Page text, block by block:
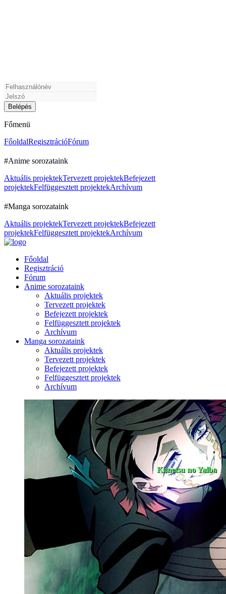
Főmenü
FőoldalRegisztrációFórum
#Anime sorozataink
Aktuális projektekTervezett projektekBefejezett
projektekFelfüggesztett projektekArchívum
#Manga sorozataink
Aktuális projektekTervezett projektekBefejezett
projektekFelfüggesztett projektekArchívum
Főoldal
Regisztráció
Fórum
Anime sorozataink
Aktuális projektek
Tervezett projektek
Befejezett projektek
Felfüggesztett projektek
Archívum
Manga sorozataink
Aktuális projektek
Tervezett projektek
Befejezett projektek
Felfüggesztett projektek
Archívum
Kimetsu no Yaiba